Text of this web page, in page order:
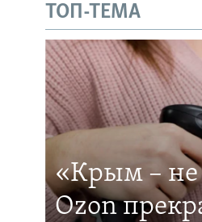
ТОП-ТЕМА
«Крым – не
Ozon